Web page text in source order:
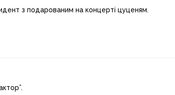
з подарованим на концерті цуценям.